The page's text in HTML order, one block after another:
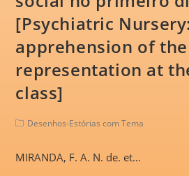
[Psychiatric Nursery:
apprehension of
representation at
class]
Desenhos-Estórias com Tema
MIRANDA, F. A. N. de. et…